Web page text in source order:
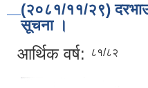
(२०८१/११/२९)
सूचना ।
आर्थिक वर्ष: ८१/८२